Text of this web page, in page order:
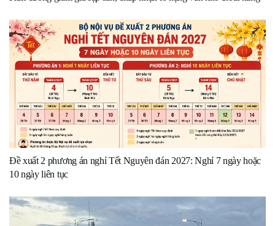
Đề xuất 2 phương án nghỉ Tết Nguyên đán 2027: Nghỉ 7 ngày hoặc
10 ngày liên tục